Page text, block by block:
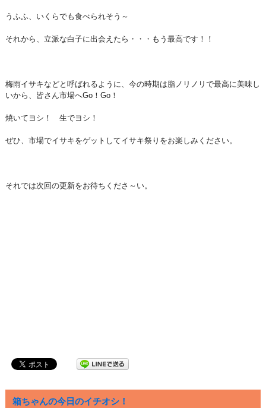
うふふ、いくらでも食べられそう～
それから、立派な白子に出会えたら・・・もう最高です！！
梅雨イサキなどと呼ばれるように、今の時期は脂ノリノリで最高に美味し
いから、皆さん市場へGo！Go！
焼いてヨシ！ 生でヨシ！
ぜひ、市場でイサキをゲットしてイサキ祭りをお楽しみください。
それでは次回の更新をお待ちくださ～い。
箱ちゃんの今日のイチオシ！